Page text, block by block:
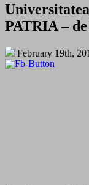
PATRIA –
February 19th,